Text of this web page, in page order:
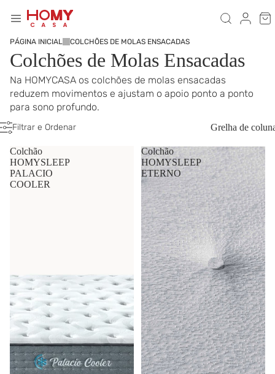
PÁGINA INICIAL COLCHÕES DE MOLAS ENSACADAS
Colchões de Molas Ensacadas
Na HOMYCASA os colchões de molas ensacadas
reduzem movimentos e ajustam o apoio ponto a ponto
para sono profundo.
Filtrar e Ordenar Grelha de
Colchão
HOMYSLEEP
PALACIO
COOLER
Colchão
HOMYSLEEP
ETERNO